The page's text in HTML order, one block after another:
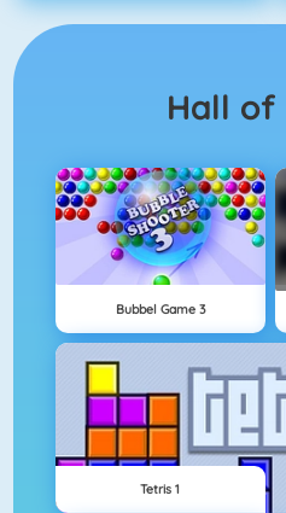
Hall of
Bubbel Game 3
Tetris 1